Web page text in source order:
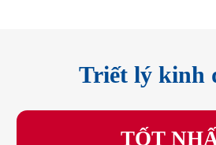
Triết lý kinh
TỐT